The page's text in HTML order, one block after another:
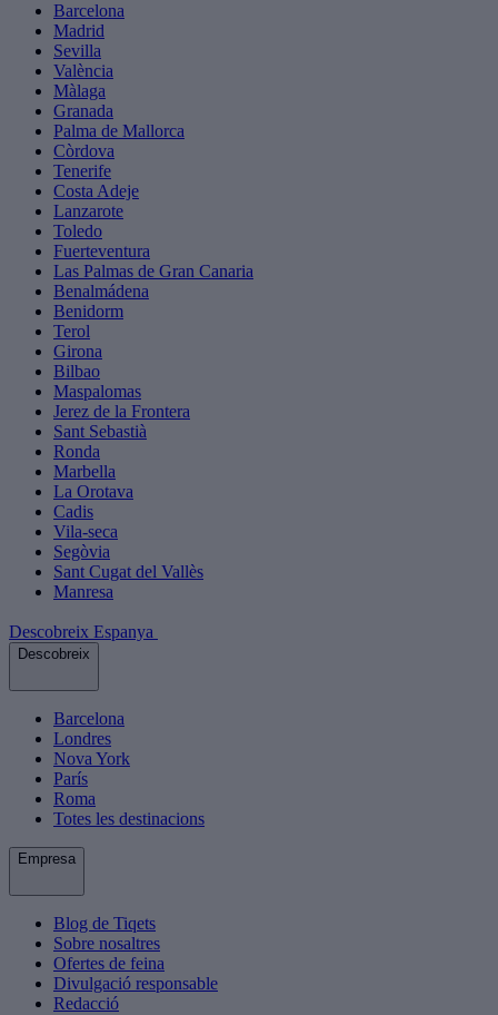
Barcelona
Madrid
Sevilla
València
Màlaga
Granada
Palma de Mallorca
Còrdova
Tenerife
Costa Adeje
Lanzarote
Toledo
Fuerteventura
Las Palmas de Gran Canaria
Benalmádena
Benidorm
Terol
Girona
Bilbao
Maspalomas
Jerez de la Frontera
Sant Sebastià
Ronda
Marbella
La Orotava
Cadis
Vila-seca
Segòvia
Sant Cugat del Vallès
Manresa
Descobreix Espanya
Descobreix
Barcelona
Londres
Nova York
París
Roma
Totes les destinacions
Empresa
Blog de Tiqets
Sobre nosaltres
Ofertes de feina
Divulgació responsable
Redacció